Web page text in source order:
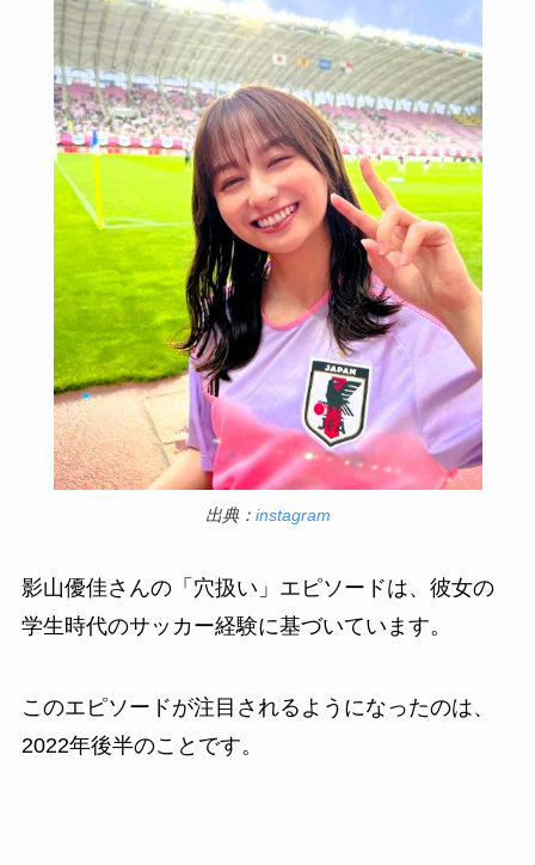
出典： instagram
影山優佳さんの「穴扱い」エピソードは、彼女の
学生時代のサッカー経験に基づいています。
このエピソードが注目されるようになったのは、
2022年後半のことです。